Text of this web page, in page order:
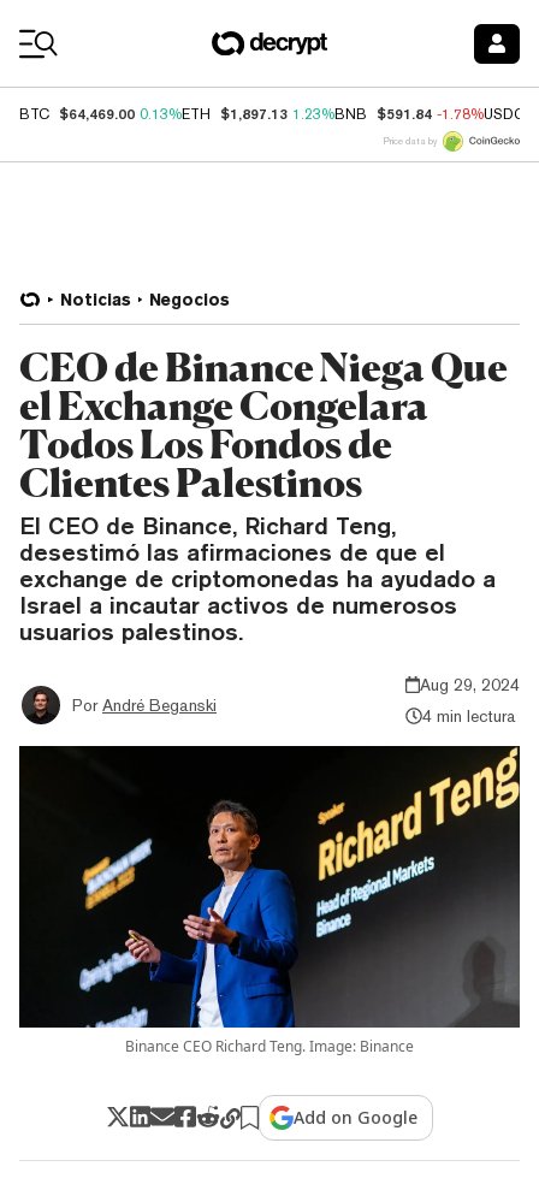
BTC $64,469.00 0.13%ETH $1,897.13 1.23%BNB $591.84 -1.78%USDC
Price data by
Noticias Negocios
CEO de Binance Niega Que
el Exchange Congelara
Todos Los Fondos de
Clientes Palestinos
El CEO de Binance, Richard Teng,
desestimó las afirmaciones de que el
exchange de criptomonedas ha ayudado a
Israel a incautar activos de numerosos
usuarios palestinos.
Por André Beganski
Aug 29, 2024
4 min lectura
Binance CEO Richard Teng. Image: Binance
Add on Google